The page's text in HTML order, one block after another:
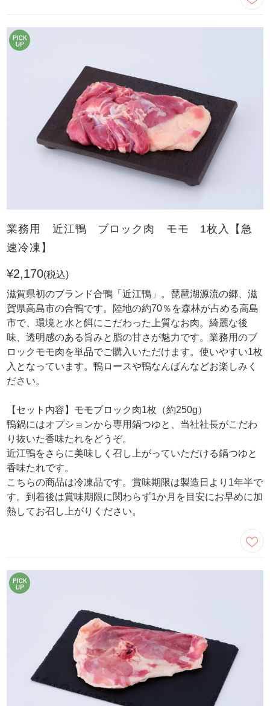
業務用 近江鴨 ブロック肉 モモ 1枚入【急
速冷凍】
¥2,170(税込)
滋賀県初のブランド合鴨「近江鴨」。琵琶湖源流の郷、滋
賀県高島市の合鴨です。陸地の約70％を森林が占める高島
市で、環境と水と餌にこだわった上質なお肉。綺麗な後
味、透明感のある旨みと脂の甘さが魅力です。業務用のブ
ロックモモ肉を単品でご購入いただけます。使いやすい1枚
入となっています。鴨ロースや鴨なんばんなどお楽しみく
ださい。
【セット内容】モモブロック肉1枚（約250g）
鴨鍋にはオプションから専用鍋つゆと、当社社長がこだわ
り抜いた香味たれをどうぞ。
近江鴨をさらに美味しく召し上がっていただける鍋つゆと
香味たれです。
こちらの商品は冷凍品です。賞味期限は製造日より1年半で
す。到着後は賞味期限に関わらず1か月を目安にお早めに加
熱してお召し上がりください。